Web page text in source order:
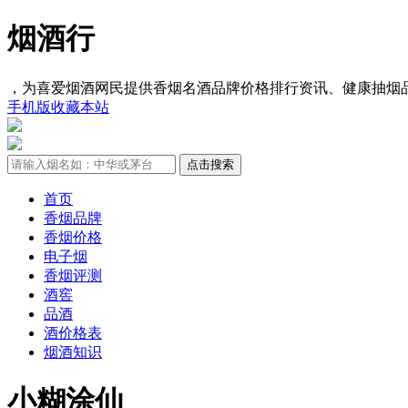
烟酒行
，为喜爱烟酒网民提供香烟名酒品牌价格排行资讯、健康抽烟
手机版收藏本站
首页
香烟品牌
香烟价格
电子烟
香烟评测
酒窖
品酒
酒价格表
烟酒知识
小糊涂仙